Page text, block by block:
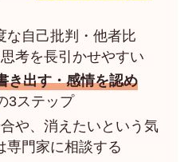
な自己批判・他者比
考を長引かせやすい
き出す・感情を認め
3ステップ
や、消えたいという気
専門家に相談する